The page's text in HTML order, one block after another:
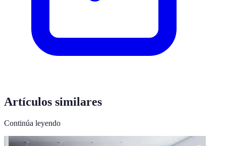
Artículos similares
Continúa leyendo